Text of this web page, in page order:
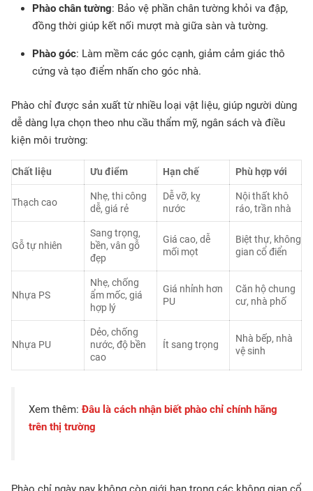
Phào chân tường: Bảo vệ phần chân tường khỏi va đập,
đồng thời giúp kết nối mượt mà giữa sàn và tường.
Phào góc: Làm mềm các góc cạnh, giảm cảm giác thô
cứng và tạo điểm nhấn cho góc nhà.
Phào chỉ được sản xuất từ nhiều loại vật liệu, giúp người dùng
dễ dàng lựa chọn theo nhu cầu thẩm mỹ, ngân sách và điều
kiện môi trường:
Chất liệu Ưu điểm Hạn chế Phù hợp với
Thạch cao
Nhẹ, thi công
dễ, giá rẻ
Dễ vỡ, kỵ
nước
Nội thất khô
ráo, trần nhà
Gỗ tự nhiên
Sang trọng,
bền, vân gỗ
đẹp
Giá cao, dễ
mối mọt
Biệt thự, không
gian cổ điển
Nhựa PS
Nhẹ, chống
ẩm mốc, giá
hợp lý
Giá nhỉnh hơn
PU
Căn hộ chung
cư, nhà phố
Nhựa PU
Dẻo, chống
nước, độ bền
cao
Ít sang trọng
Nhà bếp, nhà
vệ sinh
Xem thêm:Đâu là cách nhận biết phào chỉ chính hãng
trên thị trường